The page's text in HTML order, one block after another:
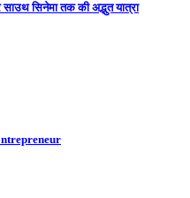
सिनेमा तक की अद्भुत यात्रा